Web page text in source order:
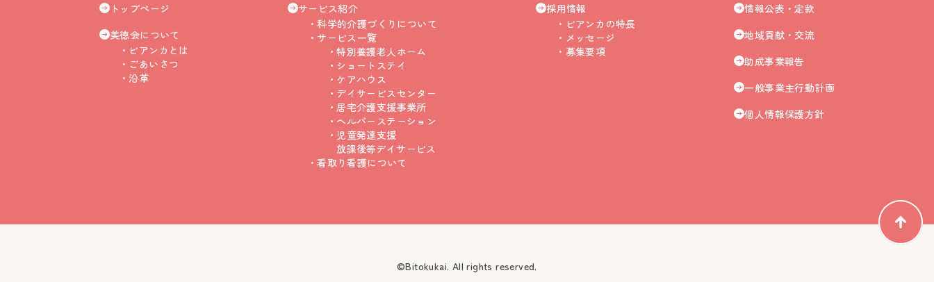
トップページ
美徳会について
ビアンカとは
ごあいさつ
沿革
サービス紹介
科学的介護づくりについて
サービス一覧
特別養護老人ホーム
ショートステイ
ケアハウス
デイサービスセンター
居宅介護支援事業所
ヘルパーステーション
児童発達支援
放課後等デイサービス
看取り看護について
採用情報
ビアンカの特長
メッセージ
募集要項
情報公表・定款
地域貢献・交流
助成事業報告
一般事業主行動計画
個人情報保護方針
©Bitokukai. All rights reserved.